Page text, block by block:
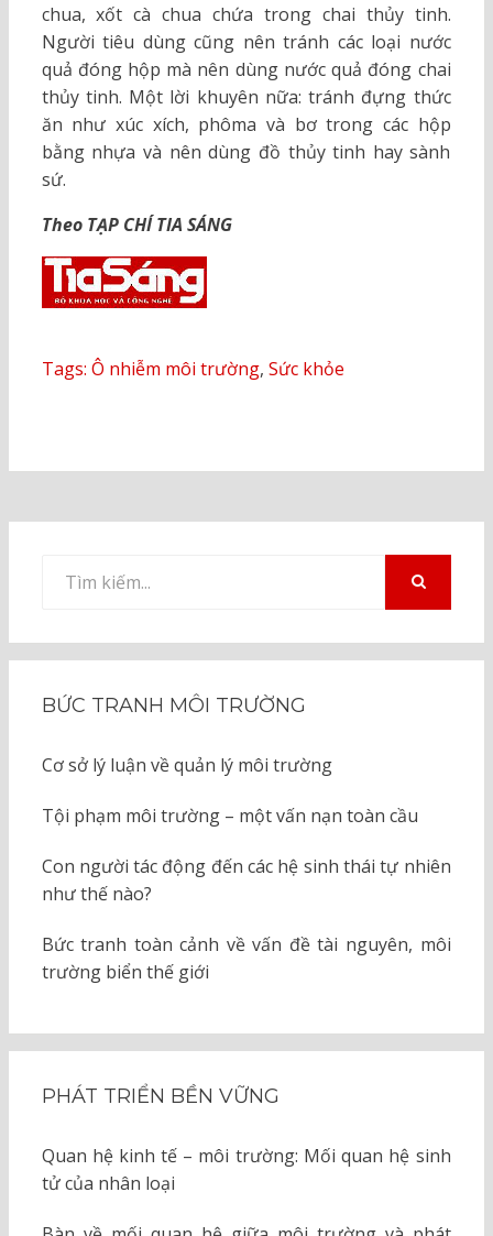
chua, xốt cà chua chứa trong chai thủy tinh.
Người tiêu dùng cũng nên tránh các loại nước
quả đóng hộp mà nên dùng nước quả đóng chai
thủy tinh. Một lời khuyên nữa: tránh đựng thức
ăn như xúc xích, phôma và bơ trong các hộp
bằng nhựa và nên dùng đồ thủy tinh hay sành
sứ.
Theo TẠP CHÍ TIA SÁNG
Tags: Ô nhiễm môi trường, Sức khỏe
kiếm
BỨC TRANH MÔI TRƯỜNG
Cơ sở lý luận về quản lý môi trường
Tội phạm môi trường – một vấn nạn toàn cầu
Con người tác động đến các hệ sinh thái tự nhiên
như thế nào?
Bức tranh toàn cảnh về vấn đề tài nguyên, môi
trường biển thế giới
PHÁT TRIỂN BỀN VỮNG
Quan hệ kinh tế – môi trường: Mối quan hệ sinh
tử của nhân loại